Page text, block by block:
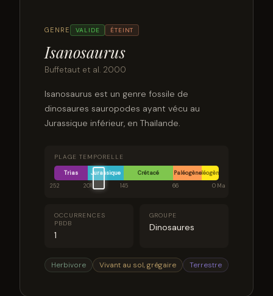
GENRE VALIDE ÉTEINT
Isanosaurus
Buffetaut et al. 2000
Isanosaurus est un genre fossile de
dinosaures sauropodes ayant vécu au
Jurassique inférieur, en Thaïlande.
PLAGE TEMPORELLE
Trias Jurassique Crétacé PaléogèneNéogène
252
201 145 66 0 Ma
OCCURRENCES
PBDB
1
GROUPE
Dinosaures
Herbivore Vivant au sol, grégaire Terrestre